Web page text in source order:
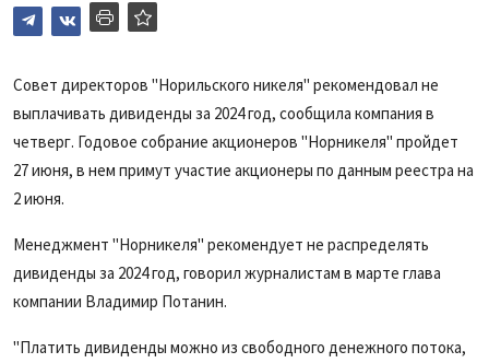
Архив
База знаний
Подписка
Совет директоров "Норильского никеля" рекомендовал не
выплачивать дивиденды за 2024 год, сообщила компания в
четверг. Годовое собрание акционеров "Норникеля" пройдет
27 июня, в нем примут участие акционеры по данным реестра на
2 июня.
Менеджмент "Норникеля" рекомендует не распределять
дивиденды за 2024 год, говорил журналистам в марте глава
компании Владимир Потанин.
"Платить дивиденды можно из свободного денежного потока,